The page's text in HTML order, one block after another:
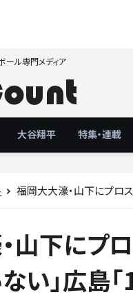
ール専門メディア
大谷翔平 特集・連載
福岡大大濠・山下にプロ
山下にプ
い」広島「